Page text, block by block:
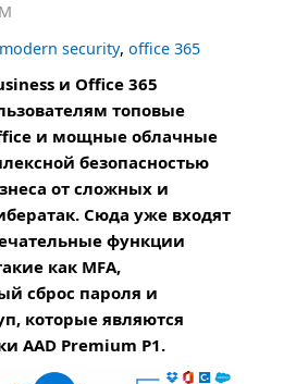
modern security, office 365
и Office 365
топовые
и мощные облачные
безопасностью
от сложных и
Сюда уже входят
функции
как MFA,
сброс пароля и
которые являются
AADPremium P1.